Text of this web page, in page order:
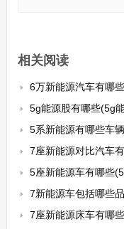
相关阅读
6万新能源汽车有哪
5g能源股有哪些(5g
5系新能源有哪些车
7座新能源对比汽车
5座新能源车有哪些
7新能源车包括哪些
7座新能源床车有哪